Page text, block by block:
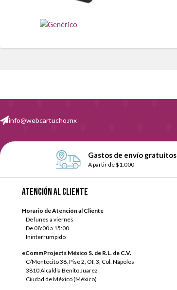
info@webcartucho.mx
Gastos de envío gratuitos
A partir de $1,000
Atención al cliente
Horario de Atención al Cliente
De lunes a viernes
De 08:00 a 15:00
Ininterrumpido
eCommProjects México S. de R.L. de C.V.
C/Montecito 38, Piso 2, Of. 3, Col. Nápoles
3810 Alcaldía Benito Juarez
Ciudad de México (México)